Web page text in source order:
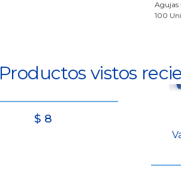
Agujas
100
Productos vistos
$ 8